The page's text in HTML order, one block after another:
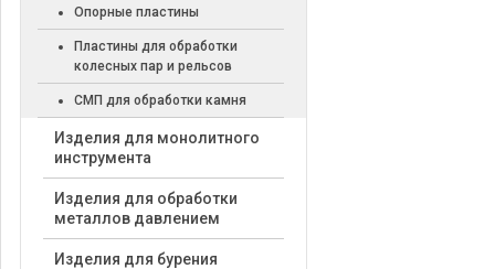
Опорные пластины
Пластины для обработки
колесных пар и рельсов
СМП для обработки камня
Изделия для монолитного
инструмента
Изделия для обработки
металлов давлением
Изделия для бурения